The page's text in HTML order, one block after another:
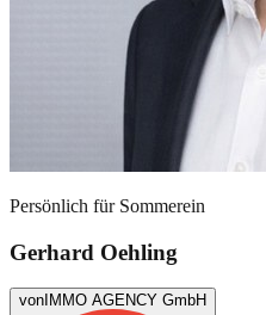
Persönlich für Sommerein
Gerhard Oehling
von IMMO AGENCY GmbH